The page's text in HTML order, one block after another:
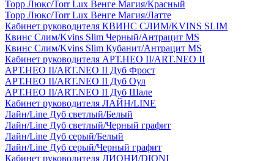
Торр Люкс/Torr Lux Венге Магия/Красный
Торр Люкс/Torr Lux Венге Магия/Латте
Кабинет руководителя КВИНС СЛИМ/KVINS SLIM
Квинс Слим/Kvins Slim Черный/Антрацит MS
Квинс Слим/Kvins Slim Кубанит/Антрацит MS
Кабинет руководителя АРТ.НЕО II/ART.NEO II
АРТ.НЕО II/ART.NEO II Дуб Фрост
АРТ.НЕО II/ART.NEO II Дуб Оул
АРТ.НЕО II/ART.NEO II Дуб Шале
Кабинет руководителя ЛАЙН/LINE
Лайн/Line Дуб светлый/Белый
Лайн/Line Дуб светлый/Черный графит
Лайн/Line Дуб серый/Белый
Лайн/Line Дуб серый/Черный графит
Кабинет руководителя ДИОНИ/DIONI